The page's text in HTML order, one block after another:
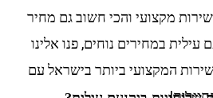
מקצועי והכי חשוב גם מחיר
עילית במחירים נוחים, פנו אלינו
המקצועי ביותר בישראל עם